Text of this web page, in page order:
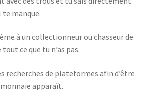
manque.
à un collectionneur ou chasseur de
ce que tu n’as pas.
recherches de plateformes afin d’être
apparaît.